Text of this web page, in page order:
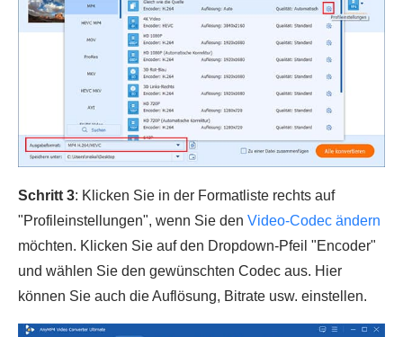
Schritt 3: Klicken Sie in der Formatliste rechts auf
"Profileinstellungen", wenn Sie den Video-Codec ändern
möchten. Klicken Sie auf den Dropdown-Pfeil "Encoder"
und wählen Sie den gewünschten Codec aus. Hier
können Sie auch die Auflösung, Bitrate usw. einstellen.